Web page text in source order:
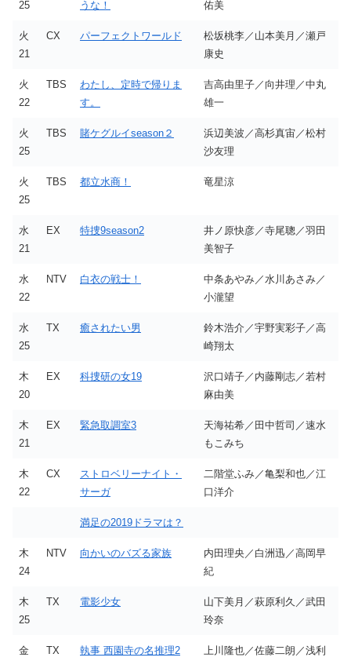
25 うな！ 佑美
火
21
CX パーフェクトワールド
松坂桃李／山本美月／瀬戸
康史
火
22
TBS
わたし、定時で帰りま
す。
吉高由里子／向井理／中丸
雄一
火
25
TBS 賭ケグルイseason２
浜辺美波／高杉真宙／松村
沙友理
火
25
TBS 都立水商！ 竜星涼
水
21
EX 特捜9season2
井ノ原快彦／寺尾聰／羽田
美智子
水
22
NTV 白衣の戦士！
中条あやみ／水川あさみ／
小瀧望
水
25
TX 癒されたい男
鈴木浩介／宇野実彩子／高
崎翔太
木
20
EX 科捜研の女19
沢口靖子／内藤剛志／若村
麻由美
木
21
EX 緊急取調室3
天海祐希／田中哲司／速水
もこみち
木
22
CX
ストロベリーナイト・
サーガ
二階堂ふみ／亀梨和也／江
口洋介
満足の2019ドラマは？
木
24
NTV 向かいのバズる家族
内田理央／白洲迅／高岡早
紀
木
25
TX 電影少女
山下美月／萩原利久／武田
玲奈
金
TX 執事 西園寺の名推理2
上川隆也／佐藤二朗／浅利